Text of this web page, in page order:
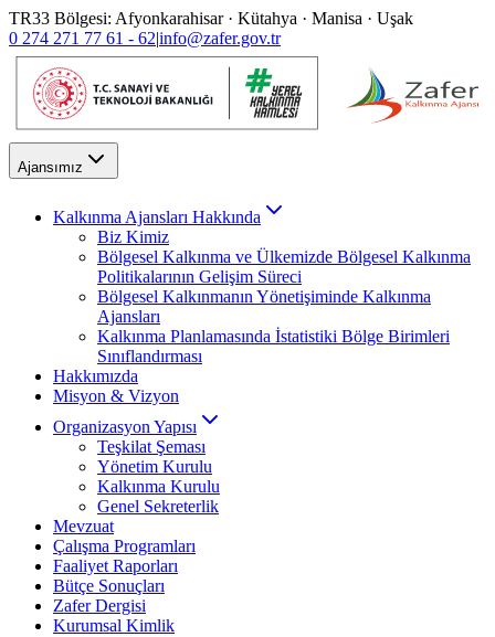
TR33 Bölgesi: Afyonkarahisar · Kütahya · Manisa · Uşak
0 274 271 77 61 - 62|info@zafer.gov.tr
Ajansımız
Kalkınma Ajansları Hakkında
Biz Kimiz
Bölgesel Kalkınma ve Ülkemizde Bölgesel Kalkınma
Politikalarının Gelişim Süreci
Bölgesel Kalkınmanın Yönetişiminde Kalkınma
Ajansları
Kalkınma Planlamasında İstatistiki Bölge Birimleri
Sınıflandırması
Hakkımızda
Misyon & Vizyon
Organizasyon Yapısı
Teşkilat Şeması
Yönetim Kurulu
Kalkınma Kurulu
Genel Sekreterlik
Mevzuat
Çalışma Programları
Faaliyet Raporları
Bütçe Sonuçları
Zafer Dergisi
Kurumsal Kimlik